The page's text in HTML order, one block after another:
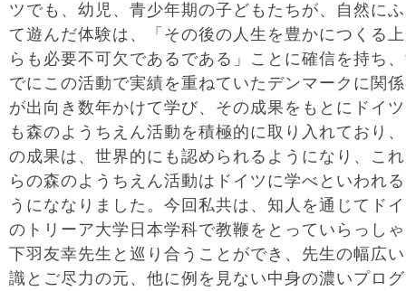
ツでも、幼児、青少年期の子どもたちが、自然に
て遊んだ体験は、「その後の人生を豊かにつくる
らも必要不可欠であるである」ことに確信を持ち
でにこの活動で実績を重ねていたデンマークに関
が出向き数年かけて学び、その成果をもとにドイ
も森のようちえん活動を積極的に取り入れており
の成果は、世界的にも認められるようになり、こ
らの森のようちえん活動はドイツに学べといわれ
うにななりました。今回私共は、知人を通じてド
のトリーア大学日本学科で教鞭をとっていらっし
下羽友幸先生と巡り合うことができ、先生の幅広
識とご尽力の元、他に例を見ない中身の濃いプロ